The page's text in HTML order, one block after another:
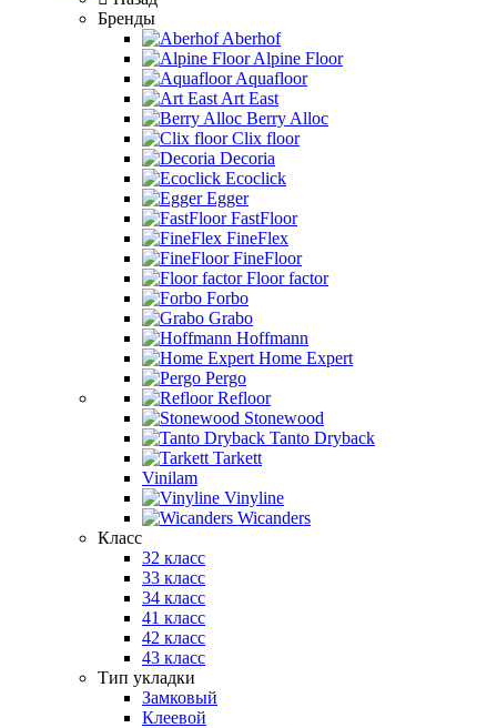
Бренды
Aberhof
Alpine Floor
Aquafloor
Art East
Berry Alloc
Clix floor
Decoria
Ecoclick
Egger
FastFloor
FineFlex
FineFloor
Floor factor
Forbo
Grabo
Hoffmann
Home Expert
Pergo
Refloor
Stonewood
Tanto Dryback
Tarkett
Vinilam
Vinyline
Wicanders
Класс
32 класс
33 класс
34 класс
41 класс
42 класс
43 класс
Тип укладки
Замковый
Клеевой